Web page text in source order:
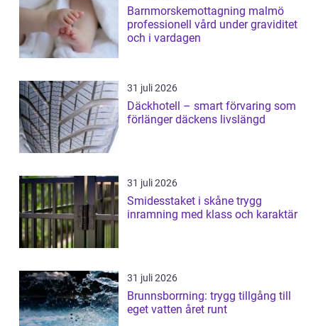
Barnmorskemottagning malmö
professionell vård under graviditet
och i vardagen
31 juli 2026
Däckhotell – smart förvaring som
förlänger däckens livslängd
31 juli 2026
Smidesstaket i skåne trygg
inramning med klass och karaktär
31 juli 2026
Brunnsborrning: trygg tillgång till
eget vatten året runt